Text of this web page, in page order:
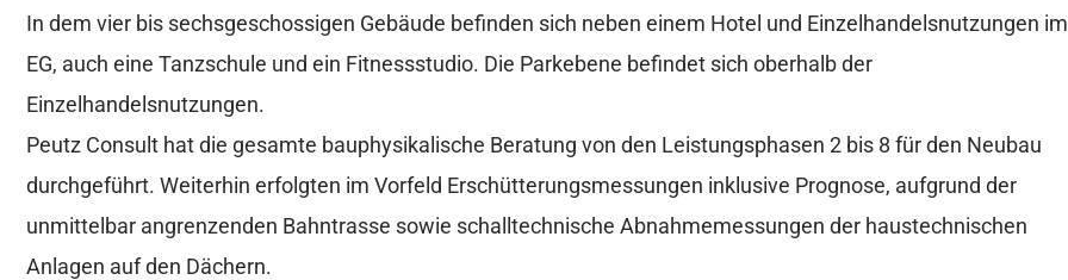
In dem vier bis sechsgeschossigen Gebäude befinden sich neben einem Hotel und Einzelhandelsnutzungen im
EG, auch eine Tanzschule und ein Fitnessstudio. Die Parkebene befindet sich oberhalb der
Einzelhandelsnutzungen.
Peutz Consult hat die gesamte bauphysikalische Beratung von den Leistungsphasen 2 bis 8 für den Neubau
durchgeführt. Weiterhin erfolgten im Vorfeld Erschütterungsmessungen inklusive Prognose, aufgrund der
unmittelbar angrenzenden Bahntrasse sowie schalltechnische Abnahmemessungen der haustechnischen
Anlagen auf den Dächern.